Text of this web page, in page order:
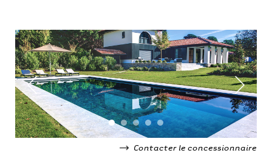
Contacter le concessionnaire